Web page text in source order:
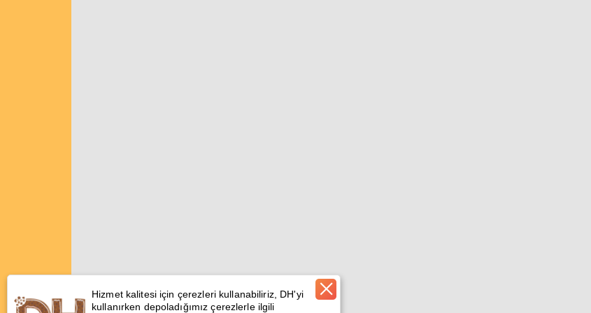
Hizmet kalitesi için çerezleri kullanabiliriz, DH'yi
kullanırken depoladığımız çerezlerle ilgili